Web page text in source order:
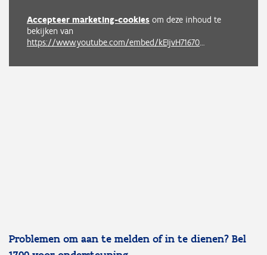
Accepteer marketing-cookies om deze inhoud te
bekijken van
https://www.youtube.com/embed/kEIjvH71670?autoplay=0&start=0&rel=0
Problemen om aan te melden of in te dienen? Bel